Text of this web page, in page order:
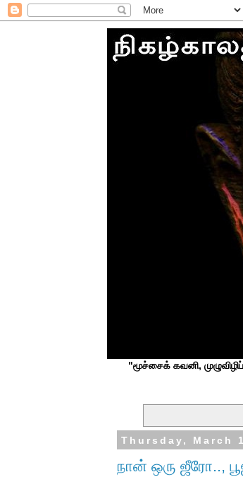
"மூச்சைக் கவனி,
Thursday, March
நான் ஒரு ஜீரோ..,